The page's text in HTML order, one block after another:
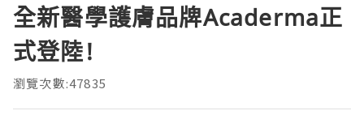
全新醫學護膚品牌Acaderma正
式登陸!
瀏覽次數:47835